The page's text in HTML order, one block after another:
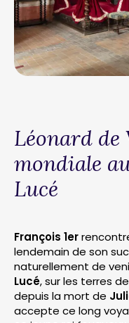
Léonard
mondiale
Lucé
François 1er
lendemain de son
naturellement de
Lucé, sur les terres
depuis la mort de
accepte ce long